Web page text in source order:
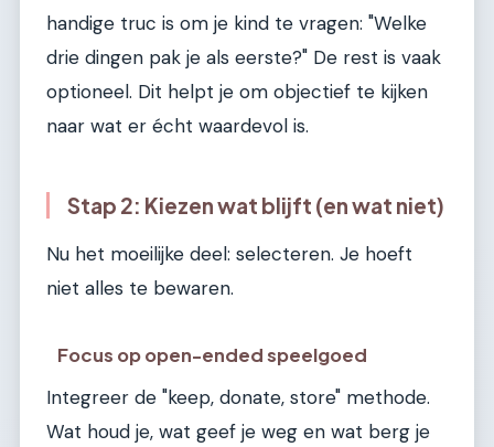
handige truc is om je kind te vragen: "Welke
drie dingen pak je als eerste?" De rest is vaak
optioneel. Dit helpt je om objectief te kijken
naar wat er écht waardevol is.
Stap 2: Kiezen wat blijft (en wat niet)
Nu het moeilijke deel: selecteren. Je hoeft
niet alles te bewaren.
Focus op open-ended speelgoed
Integreer de "keep, donate, store" methode.
Wat houd je, wat geef je weg en wat berg je